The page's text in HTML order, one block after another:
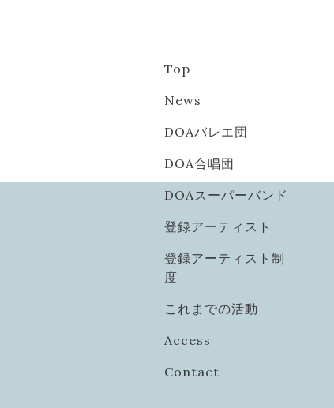
Top
News
DOAバレエ団
DOA合唱団
DOAスーパーバンド
登録アーティスト
登録アーティスト制
度
これまでの活動
Access
Contact